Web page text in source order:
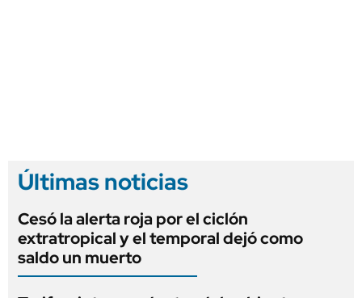
Últimas noticias
Cesó la alerta roja por el ciclón
extratropical y el temporal dejó como
saldo un muerto